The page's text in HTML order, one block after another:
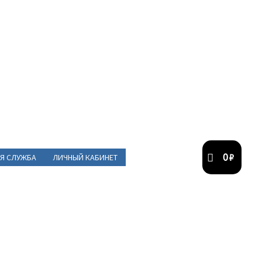
СЛУЖБА ЛИЧНЫЙ КАБИНЕТ 0₽